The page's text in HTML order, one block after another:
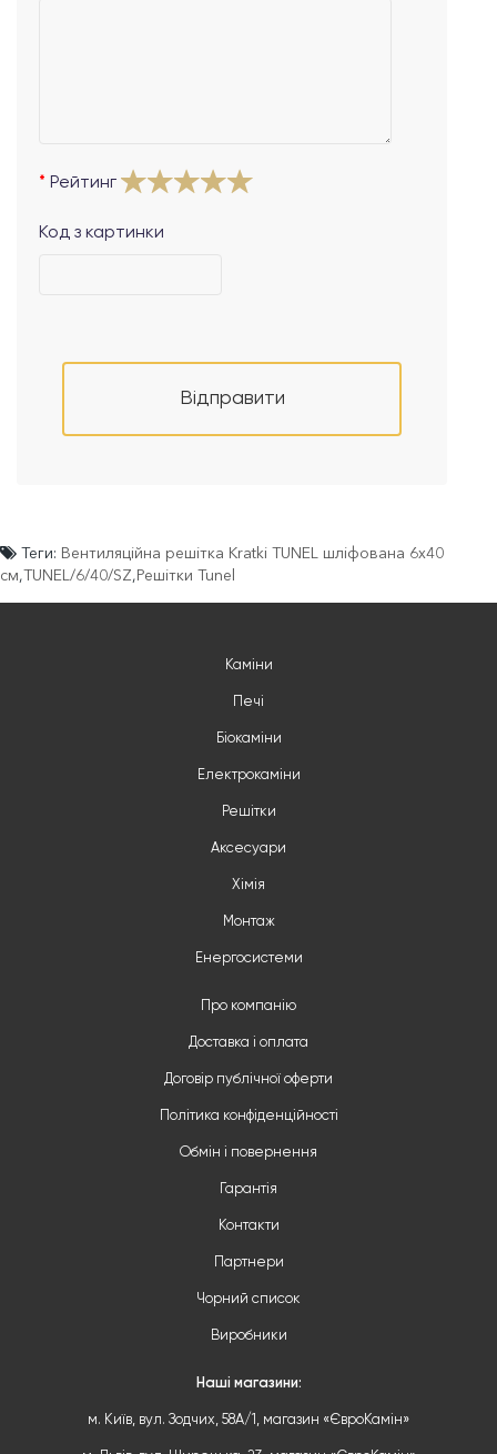
Рейтинг
Код з картинки
Відправити
Теги: Вентиляційна решітка Kratki TUNEL шліфована 6x40
см,TUNEL/6/40/SZ,Решітки Tunel
Каміни
Печі
Біокаміни
Електрокаміни
Решітки
Аксесуари
Хімія
Монтаж
Енергосистеми
Про компанію
Доставка і оплата
Договір публічної оферти
Політика конфіденційності
Обмін і повернення
Гарантія
Контакти
Партнери
Чорний список
Виробники
Наші магазини:
м. Київ, вул. Зодчих, 58А/1, магазин «ЄвроКамін»